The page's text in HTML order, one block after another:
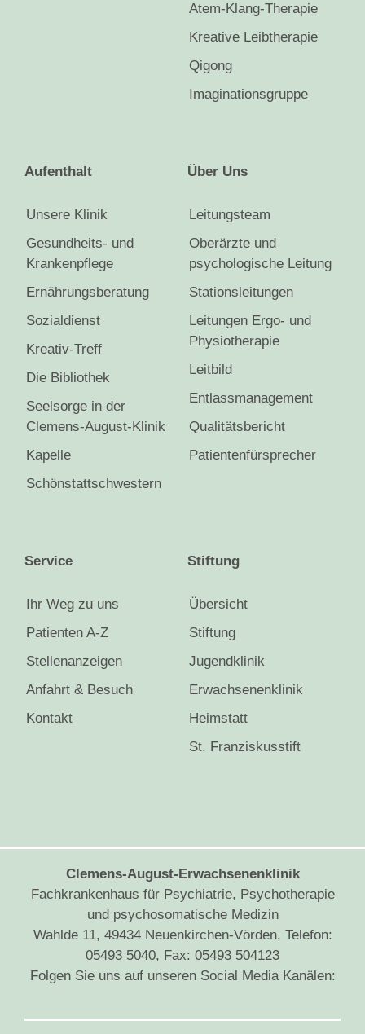
Atem-Klang-Therapie
Kreative Leibtherapie
Qigong
Imaginationsgruppe
Aufenthalt
Unsere Klinik
Gesundheits- und
Krankenpflege
Ernährungsberatung
Sozialdienst
Kreativ-Treff
Die Bibliothek
Seelsorge in der
Clemens-August-Klinik
Kapelle
Schönstattschwestern
Über Uns
Leitungsteam
Oberärzte und
psychologische Leitung
Stationsleitungen
Leitungen Ergo- und
Physiotherapie
Leitbild
Entlassmanagement
Qualitätsbericht
Patientenfürsprecher
Service
Ihr Weg zu uns
Patienten A-Z
Stellenanzeigen
Anfahrt & Besuch
Kontakt
Stiftung
Übersicht
Stiftung
Jugendklinik
Erwachsenenklinik
Heimstatt
St. Franziskusstift
Clemens-August-Erwachsenenklinik
Fachkrankenhaus für Psychiatrie, Psychotherapie
und psychosomatische Medizin
Wahlde 11, 49434 Neuenkirchen-Vörden, Telefon:
05493 5040, Fax: 05493 504123
Folgen Sie uns auf unseren Social Media Kanälen: